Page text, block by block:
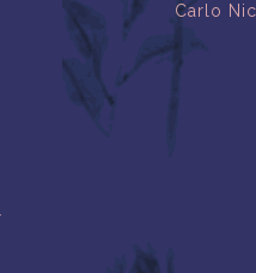
Carlo